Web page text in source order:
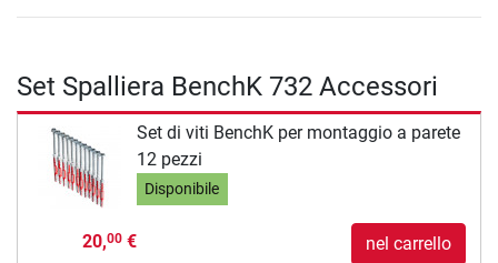
Set Spalliera BenchK 732 Accessori
Set di viti BenchK per montaggio a parete
12 pezzi
Disponibile
20,00€ nel carrello